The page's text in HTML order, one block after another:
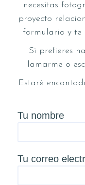
necesitas
proyecto
formulario y te
Si prefieres
llamarme o
Estaré
Tu nombre
Tu correo